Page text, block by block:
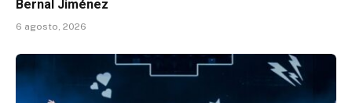
Bernal Jiménez
6 agosto, 2026